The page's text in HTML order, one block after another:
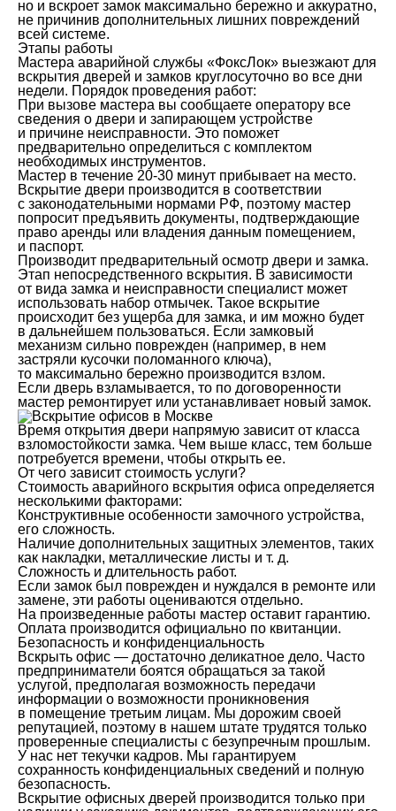
но и вскроет замок максимально бережно и аккуратно,
не причинив дополнительных лишних повреждений
всей системе.
Этапы работы
Мастера аварийной службы «ФоксЛок» выезжают для
вскрытия дверей и замков круглосуточно во все дни
недели. Порядок проведения работ:
При вызове мастера вы сообщаете оператору все
сведения о двери и запирающем устройстве
и причине неисправности. Это поможет
предварительно определиться с комплектом
необходимых инструментов.
Мастер в течение 20-30 минут прибывает на место.
Вскрытие двери производится в соответствии
с законодательными нормами РФ, поэтому мастер
попросит предъявить документы, подтверждающие
право аренды или владения данным помещением,
и паспорт.
Производит предварительный осмотр двери и замка.
Этап непосредственного вскрытия. В зависимости
от вида замка и неисправности специалист может
использовать набор отмычек. Такое вскрытие
происходит без ущерба для замка, и им можно будет
в дальнейшем пользоваться. Если замковый
механизм сильно поврежден (например, в нем
застряли кусочки поломанного ключа),
то максимально бережно производится взлом.
Если дверь взламывается, то по договоренности
мастер ремонтирует или устанавливает новый замок.
Время открытия двери напрямую зависит от класса
взломостойкости замка. Чем выше класс, тем больше
потребуется времени, чтобы открыть ее.
От чего зависит стоимость услуги?
Стоимость аварийного вскрытия офиса определяется
несколькими факторами:
Конструктивные особенности замочного устройства,
его сложность.
Наличие дополнительных защитных элементов, таких
как накладки, металлические листы и т. д.
Сложность и длительность работ.
Если замок был поврежден и нуждался в ремонте или
замене, эти работы оцениваются отдельно.
На произведенные работы мастер оставит гарантию.
Оплата производится официально по квитанции.
Безопасность и конфиденциальность
Вскрыть офис — достаточно деликатное дело. Часто
предприниматели боятся обращаться за такой
услугой, предполагая возможность передачи
информации о возможности проникновения
в помещение третьим лицам. Мы дорожим своей
репутацией, поэтому в нашем штате трудятся только
проверенные специалисты с безупречным прошлым.
У нас нет текучки кадров. Мы гарантируем
сохранность конфиденциальных сведений и полную
безопасность.
Вскрытие офисных дверей производится только при